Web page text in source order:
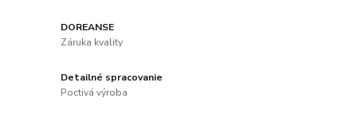
DOREANSE
Záruka kvality
Detailné spracovanie
Poctivá výroba